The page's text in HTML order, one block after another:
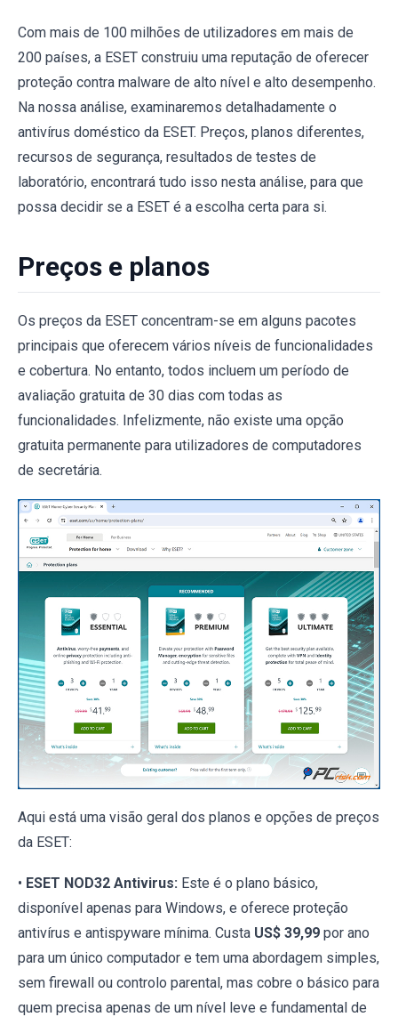
Com mais de 100 milhões de utilizadores em mais de
200 países, a ESET construiu uma reputação de oferecer
proteção contra malware de alto nível e alto desempenho.
Na nossa análise, examinaremos detalhadamente o
antivírus doméstico da ESET. Preços, planos diferentes,
recursos de segurança, resultados de testes de
laboratório, encontrará tudo isso nesta análise, para que
possa decidir se a ESET é a escolha certa para si.
Preços e planos
Os preços da ESET concentram-se em alguns pacotes
principais que oferecem vários níveis de funcionalidades
e cobertura. No entanto, todos incluem um período de
avaliação gratuita de 30 dias com todas as
funcionalidades. Infelizmente, não existe uma opção
gratuita permanente para utilizadores de computadores
de secretária.
Aqui está uma visão geral dos planos e opções de preços
da ESET:
• ESET NOD32 Antivirus: Este é o plano básico,
disponível apenas para Windows, e oferece proteção
antivírus e antispyware mínima. Custa US$ 39,99 por ano
para um único computador e tem uma abordagem simples,
sem firewall ou controlo parental, mas cobre o básico para
quem precisa apenas de um nível leve e fundamental de